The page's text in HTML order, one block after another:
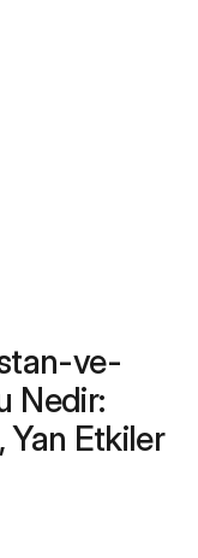
ve-
Nedir:
Yan Etkiler